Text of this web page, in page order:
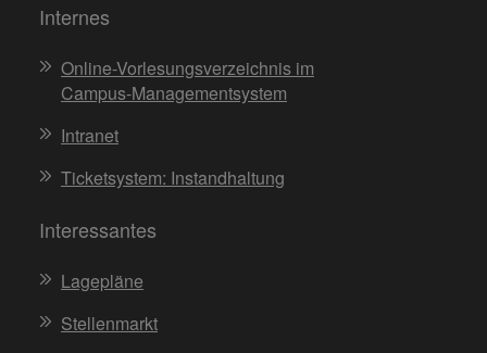
Internes
Online-Vorlesungsverzeichnis im
Campus-Managementsystem
Intranet
Ticketsystem: Instandhaltung
Interessantes
Lagepläne
Stellenmarkt